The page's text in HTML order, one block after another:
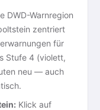
DWD-Warnregion
zentriert
für
Stufe 4 (violett,
neu — auch
Klick auf